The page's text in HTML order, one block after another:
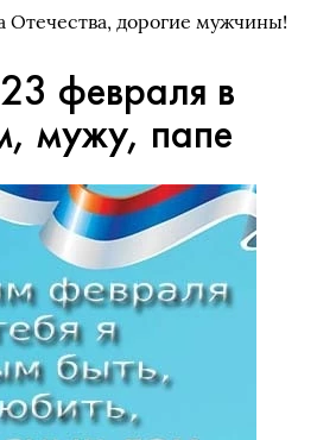
дорогие мужчины!
февраля в
мужу, папе